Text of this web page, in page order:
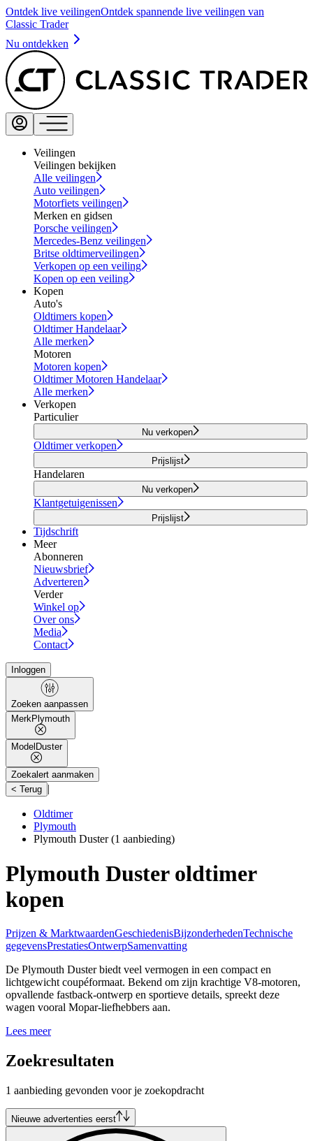
Ontdek live veilingenOntdek spannende live veilingen van
Classic Trader
Nu ontdekken
Veilingen
Veilingen bekijken
Alle veilingen
Auto veilingen
Motorfiets veilingen
Merken en gidsen
Porsche veilingen
Mercedes-Benz veilingen
Britse oldtimerveilingen
Verkopen op een veiling
Kopen op een veiling
Kopen
Auto's
Oldtimers kopen
Oldtimer Handelaar
Alle merken
Motoren
Motoren kopen
Oldtimer Motoren Handelaar
Alle merken
Verkopen
Particulier
Nu verkopen
Oldtimer verkopen
Prijslijst
Handelaren
Nu verkopen
Klantgetuigenissen
Prijslijst
Tijdschrift
Meer
Abonneren
Nieuwsbrief
Adverteren
Verder
Winkel op
Over ons
Media
Contact
Inloggen
Zoeken aanpassen
MerkPlymouth
Model Duster
Zoekalert aanmaken
< Terug |
Oldtimer
Plymouth
Plymouth Duster(1 aanbieding)
Plymouth Duster oldtimer
kopen
Prijzen & MarktwaardenGeschiedenisBijzonderhedenTechnische
gegevensPrestatiesOntwerpSamenvatting
De Plymouth Duster biedt veel vermogen in een compact en
lichtgewicht coupéformaat. Bekend om zijn krachtige V8-motoren,
opvallende fastback-ontwerp en sportieve details, spreekt deze
wagen vooral Mopar-liefhebbers aan.
Lees meer
Zoekresultaten
1 aanbieding gevonden voor je zoekopdracht
Nieuwe advertenties eerst